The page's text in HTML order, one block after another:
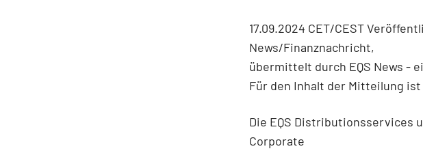
17.09.2024 CET/CEST
News/Finanznachricht,
übermittelt durch EQS News -
Für den Inhalt der Mitteilung
Die EQS Distributionsservices
Corporate